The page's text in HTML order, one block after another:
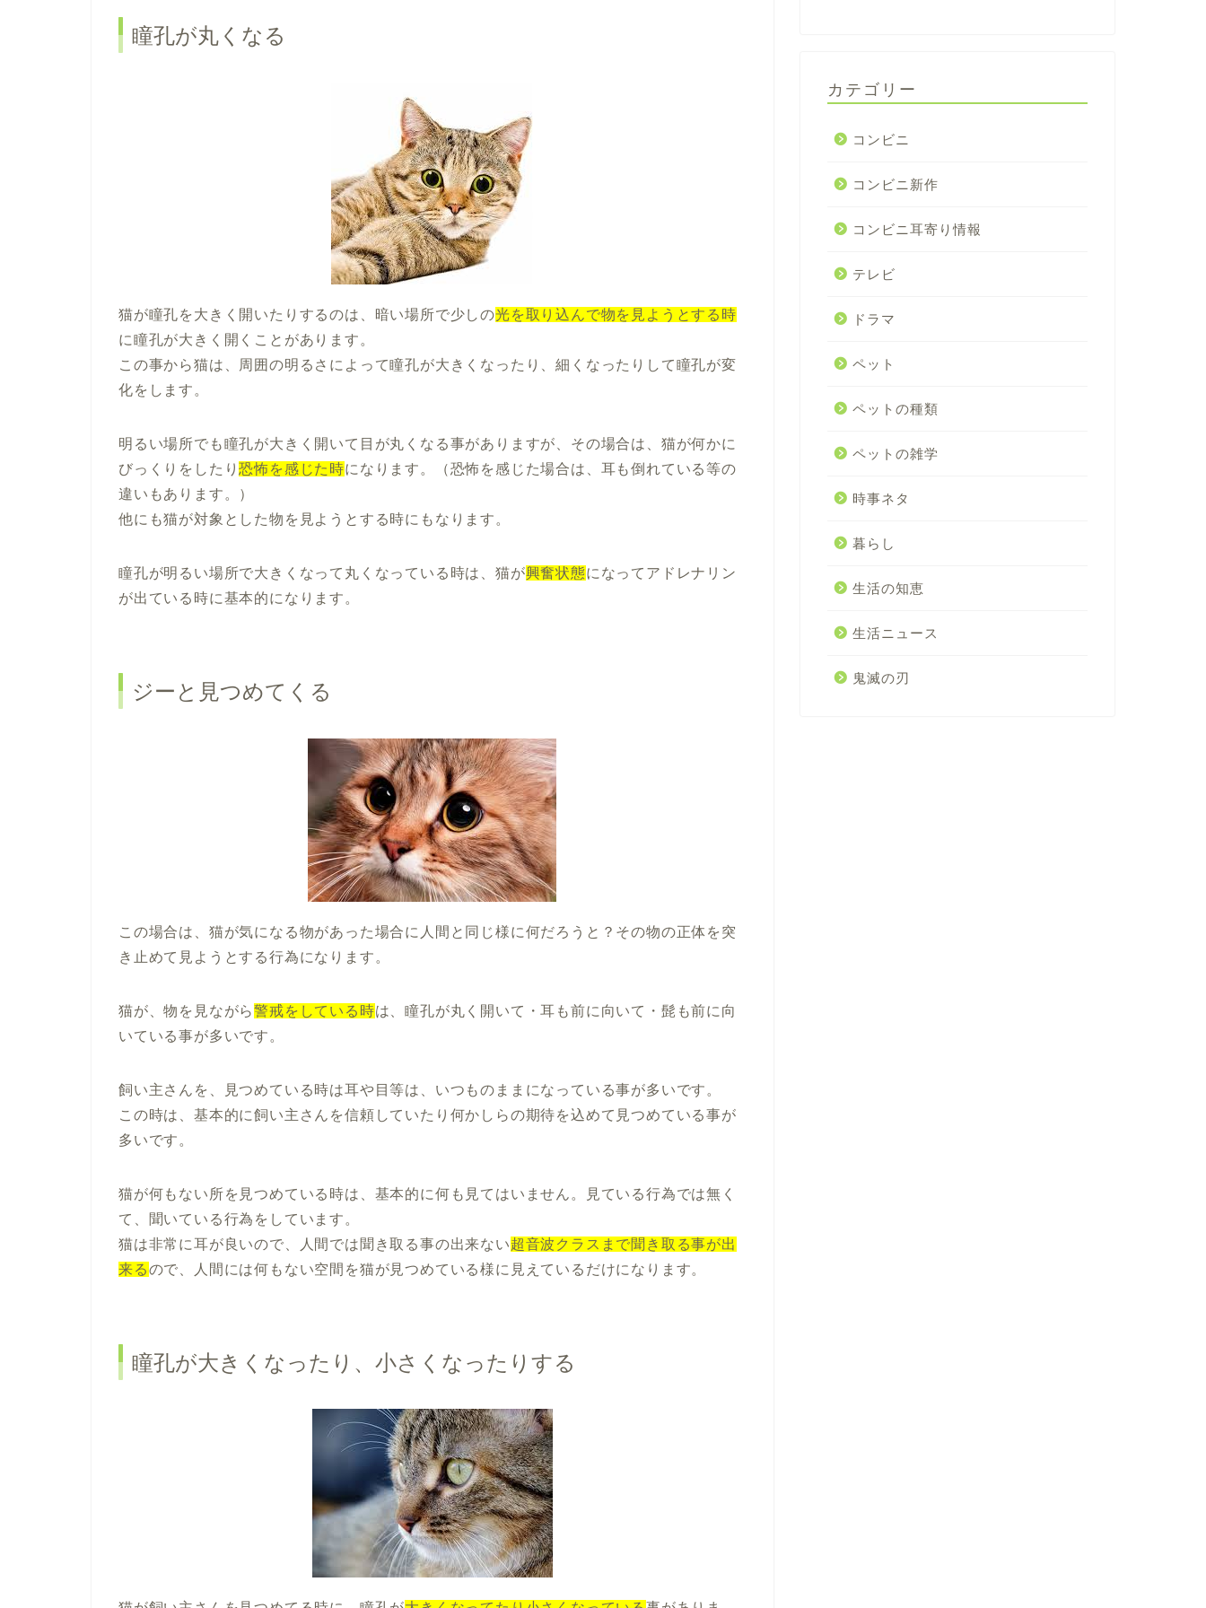
瞳孔が丸くなる
猫が瞳孔を大きく開いたりするのは、暗い場所で少しの光を取り込んで物を見ようとする時
に瞳孔が大きく開くことがあります。
この事から猫は、周囲の明るさによって瞳孔が大きくなったり、細くなったりして瞳孔が変
化をします。
明るい場所でも瞳孔が大きく開いて目が丸くなる事がありますが、その場合は、猫が何かに
びっくりをしたり恐怖を感じた時になります。（恐怖を感じた場合は、耳も倒れている等の
違いもあります。）
他にも猫が対象とした物を見ようとする時にもなります。
瞳孔が明るい場所で大きくなって丸くなっている時は、猫が興奮状態になってアドレナリン
が出ている時に基本的になります。
ジーと見つめてくる
この場合は、猫が気になる物があった場合に人間と同じ様に何だろうと？その物の正体を突
き止めて見ようとする行為になります。
猫が、物を見ながら警戒をしている時は、瞳孔が丸く開いて・耳も前に向いて・髭も前に向
いている事が多いです。
飼い主さんを、見つめている時は耳や目等は、いつものままになっている事が多いです。
この時は、基本的に飼い主さんを信頼していたり何かしらの期待を込めて見つめている事が
多いです。
猫が何もない所を見つめている時は、基本的に何も見てはいません。見ている行為では無く
て、聞いている行為をしています。
猫は非常に耳が良いので、人間では聞き取る事の出来ない超音波クラスまで聞き取る事が出
来るので、人間には何もない空間を猫が見つめている様に見えているだけになります。
瞳孔が大きくなったり、小さくなったりする
カテゴリー
コンビニ
コンビニ新作
コンビニ耳寄り情報
テレビ
ドラマ
ペット
ペットの種類
ペットの雑学
時事ネタ
暮らし
生活の知恵
生活ニュース
鬼滅の刃